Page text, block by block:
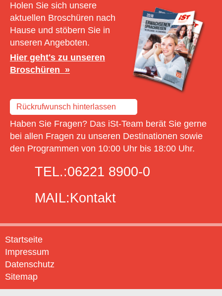
Holen Sie sich unsere
aktuellen Broschüren nach
Hause und stöbern Sie in
unseren Angeboten.
Hier geht's zu unseren
Broschüren
Rückrufwunsch hinterlassen
Haben Sie Fragen? Das iSt-Team berät Sie gerne
bei allen Fragen zu unseren Destinationen sowie
den Programmen von 10:00 Uhr bis 18:00 Uhr.
TEL.:06221 8900-0
MAIL:Kontakt
Startseite
Impressum
Datenschutz
Sitemap